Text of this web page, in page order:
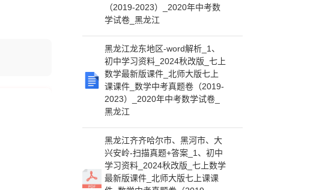
（2019-2023）_2020年中考数
学试卷_黑龙江
黑龙江龙东地区-word解析_1、
初中学习资料_2024秋改版_七上
数学最新版课件_北师大版七上
课课件_数学中考真题卷（2019-
2023）_2020年中考数学试卷_
黑龙江
黑龙江齐齐哈尔市、黑河市、大
兴安岭-扫描真题+答案_1、初中
学习资料_2024秋改版_七上数学
最新版课件_北师大版七上课课